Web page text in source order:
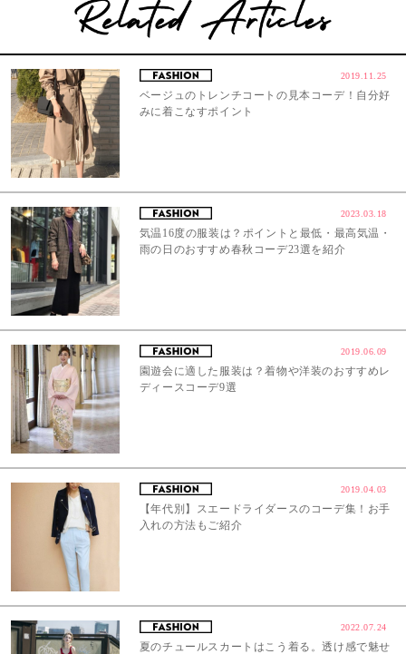
2019.11.25
ベージュのトレンチコートの見本コーデ！自分好
みに着こなすポイント
2023.03.18
気温16度の服装は？ポイントと最低・最高気温・
雨の日のおすすめ春秋コーデ23選を紹介
2019.06.09
園遊会に適した服装は？着物や洋装のおすすめレ
ディースコーデ9選
2019.04.03
【年代別】スエードライダースのコーデ集！お手
入れの方法もご紹介
2022.07.24
夏のチュールスカートはこう着る。透け感で魅せ